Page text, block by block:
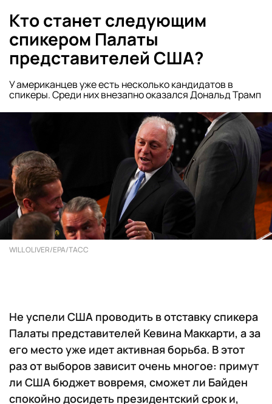
Кто станет следующим
спикером Палаты
представителей США?
У американцев уже есть несколько кандидатов в
спикеры. Среди них внезапно оказался Дональд Трамп
WILL OLIVER/EPA/ТАСС
Не успели США проводить в отставку спикера
Палаты представителей Кевина Маккарти, а за
его место уже идет активная борьба. В этот
раз от выборов зависит очень многое: примут
ли США бюджет вовремя, сможет ли Байден
спокойно досидеть президентский срок и,